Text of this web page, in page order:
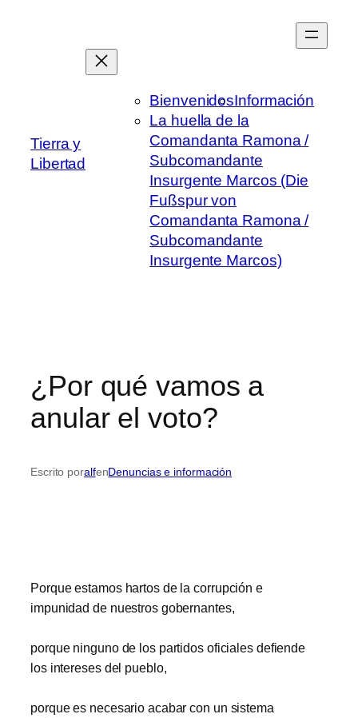
Tierra y
Libertad
BienvenidosInformación
La huella de la
Comandanta Ramona /
Subcomandante
Insurgente Marcos (Die
Fußspur von
Comandanta Ramona /
Subcomandante
Insurgente Marcos)
¿Por qué vamos a
anular el voto?
Escrito poralfenDenuncias e información
Porque estamos hartos de la corrupción e
impunidad de nuestros gobernantes,
porque ninguno de los partidos oficiales defiende
los intereses del pueblo,
porque es necesario acabar con un sistema